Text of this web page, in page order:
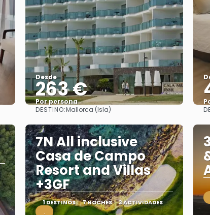
Desde
263 €
Por persona
Ver
DESTINO:Mallorca (Isla)
7N All inclusive
Casa de Campo
Resort and Villas
+3GF
1 DESTINOS 7 NOCHES 3 ACTIVIDADES
.